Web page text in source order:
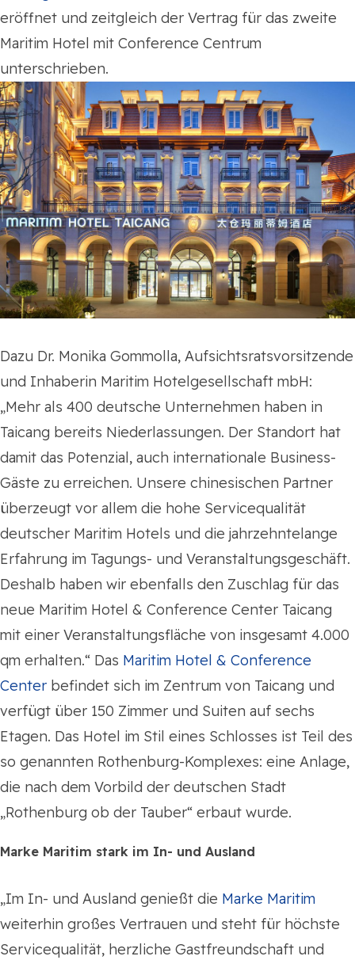
eröffnet und zeitgleich der Vertrag für das zweite
Maritim Hotel mit Conference Centrum
unterschrieben.
Dazu Dr. Monika Gommolla, Aufsichtsratsvorsitzende
und Inhaberin Maritim Hotelgesellschaft mbH:
„Mehr als 400 deutsche Unternehmen haben in
Taicang bereits Niederlassungen. Der Standort hat
damit das Potenzial, auch internationale Business-
Gäste zu erreichen. Unsere chinesischen Partner
überzeugt vor allem die hohe Servicequalität
deutscher Maritim Hotels und die jahrzehntelange
Erfahrung im Tagungs- und Veranstaltungsgeschäft.
Deshalb haben wir ebenfalls den Zuschlag für das
neue Maritim Hotel & Conference Center Taicang
mit einer Veranstaltungsfläche von insgesamt 4.000
qm erhalten.“ Das Maritim Hotel & Conference
Center befindet sich im Zentrum von Taicang und
verfügt über 150 Zimmer und Suiten auf sechs
Etagen. Das Hotel im Stil eines Schlosses ist Teil des
so genannten Rothenburg-Komplexes: eine Anlage,
die nach dem Vorbild der deutschen Stadt
„Rothenburg ob der Tauber“ erbaut wurde.
Marke Maritim stark im In- und Ausland
„Im In- und Ausland genießt die Marke Maritim
weiterhin großes Vertrauen und steht für höchste
Servicequalität, herzliche Gastfreundschaft und